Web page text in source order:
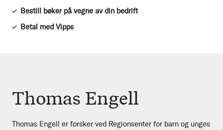
Bestill bøker på vegne av din bedrift
Betal med Vipps
Thomas Engell
Thomas Engell er forsker ved Regionsenter for barn og unges